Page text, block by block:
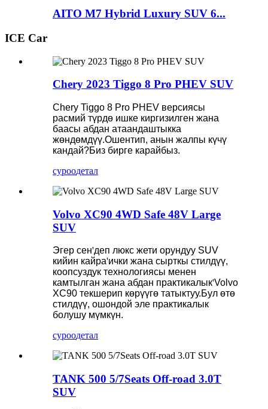
AITO M7 Hybrid Luxury SUV 6...
ICE Car
Chery 2023 Tiggo 8 Pro PHEV SUV
Chery Tiggo 8 Pro PHEV версиясы
расмий түрдө ишке киргизилген жана
баасы абдан атаандаштыкка
жөндөмдүү.Ошентип, анын жалпы күчү
кандай?Биз бирге карайбыз.
суроодетал
Volvo XC90 4WD Safe 48V Large
SUV
Эгер сен'деп люкс жети орундуу SUV
кийин кайра'ички жана сырткы стилдүү,
коопсуздук технологиясы менен
камтылган жана абдан практикалык'Volvo
XC90 текшерип көрүүгө татыктуу.Бул өтө
стилдүү, ошондой эле практикалык
болушу мүмкүн.
суроодетал
TANK 500 5/7Seats Off-road 3.0T
SUV